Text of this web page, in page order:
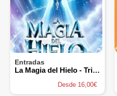
Entradas
La Magia del Hielo - Tributo a Frozen
Desde 16,00€